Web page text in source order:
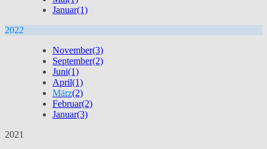
Januar(1)
2022
November(3)
September(2)
Juni(1)
April(1)
März(2)
Februar(2)
Januar(3)
2021